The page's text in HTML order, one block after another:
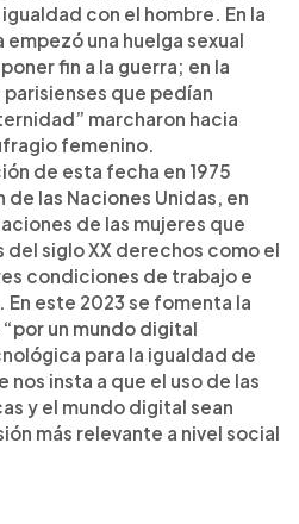
con el hombre. En la
una huelga sexual
fin a la guerra; en la
parisienses que pedían
marcharon hacia
femenino.
de esta fecha en 1975
las Naciones Unidas, en
de las mujeres que
del siglo XX derechos como el
condiciones de trabajo e
este 2023 se fomenta la
un mundo digital
para la igualdad de
nos insta a que el uso de las
y el mundo digital sean
más relevante a nivel social